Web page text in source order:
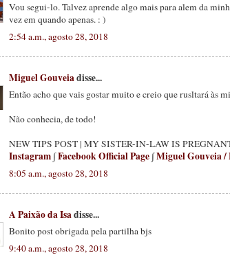
Vou segui-lo. Talvez aprende algo mais para alem da
vez em quando apenas. : )
2:54 a.m., agosto 28, 2018
Miguel Gouveiadisse...
Então acho que vais gostar muito e creio que rusltará às
Não conhecia, de todo!
NEW TIPS POST | MY SISTER-IN-LAW IS
Instagram ∫Facebook Official Page ∫Miguel Gouveia /
8:05 a.m., agosto 28, 2018
A Paixão da Isadisse...
Bonito post obrigada pela partilha bjs
9:40 a.m., agosto 28, 2018